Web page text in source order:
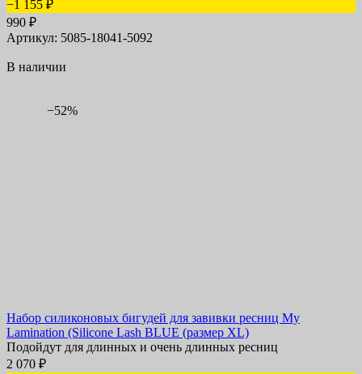
−1 155 ₽
990 ₽
Артикул: 5085-18041-5092
В наличии
−52%
Набор силиконовых бигудей для завивки ресниц My
Lamination (Silicone Lash BLUE (размер XL)
Подойдут для длинных и очень длинных ресниц
2 070 ₽